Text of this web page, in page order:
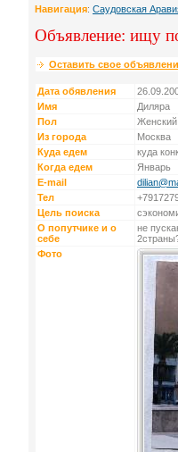
Навигация: Саудовская
Объявление: ищу
Оставить свое
Дата обявления
Имя
Диляра
Пол
Женский
Из города
Москва
Куда едем
куда
Когда едем
Январь
E-mail
Тел
Цель поиска
О попутчике и о
себе
не
Фото